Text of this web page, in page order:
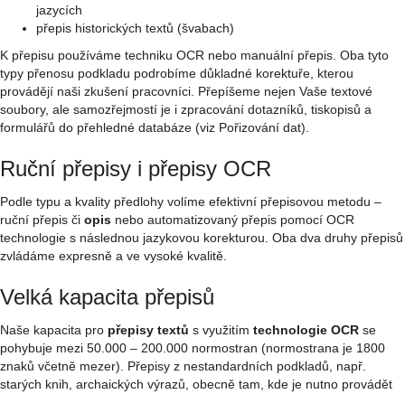
jazycích
přepis historických textů (švabach)
K přepisu používáme techniku OCR nebo manuální přepis. Oba tyto
typy přenosu podkladu podrobíme důkladné korektuře, kterou
provádějí naši zkušení pracovníci. Přepíšeme nejen Vaše textové
soubory, ale samozřejmostí je i zpracování dotazníků, tiskopisů a
formulářů do přehledné databáze (viz Pořizování dat).
Ruční přepisy i přepisy OCR
Podle typu a kvality předlohy volíme efektivní přepisovou metodu –
ruční přepis či opis nebo automatizovaný přepis pomocí OCR
technologie s následnou jazykovou korekturou. Oba dva druhy přepisů
zvládáme expresně a ve vysoké kvalitě.
Velká kapacita přepisů
Naše kapacita pro přepisy textů s využitím technologie OCR se
pohybuje mezi 50.000 – 200.000 normostran (normostrana je 1800
znaků včetně mezer). Přepisy z nestandardních podkladů, např.
starých knih, archaických výrazů, obecně tam, kde je nutno provádět